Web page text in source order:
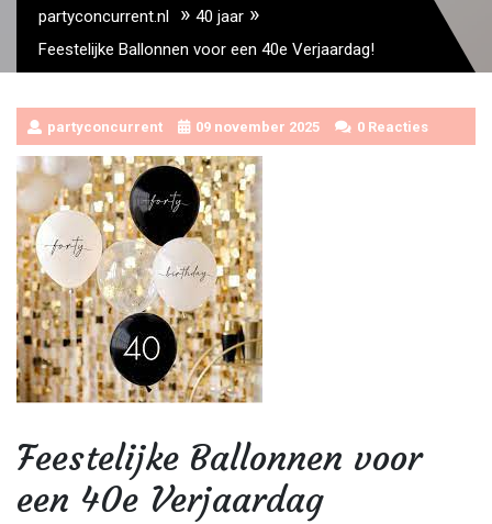
partyconcurrent.nl » 40 jaar »
Feestelijke Ballonnen voor een 40e Verjaardag!
partyconcurrent 09 november 2025 0 Reacties
Feestelijke Ballonnen voor
een 40e Verjaardag